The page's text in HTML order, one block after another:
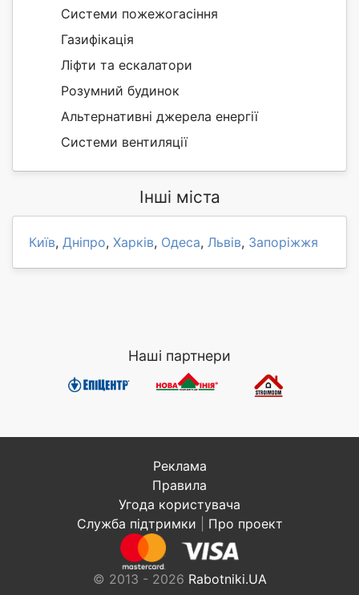
Системи пожежогасіння
Газифікація
Ліфти та ескалатори
Розумний будинок
Альтернативні джерела енергії
Системи вентиляції
Інші міста
Київ, Дніпро, Харків, Одеса, Львів, Запоріжжя
Наші партнери
Реклама
Правила
Угода користувача
Служба підтримки
Про проект
© 2013 - 2026 Rabotniki.UA